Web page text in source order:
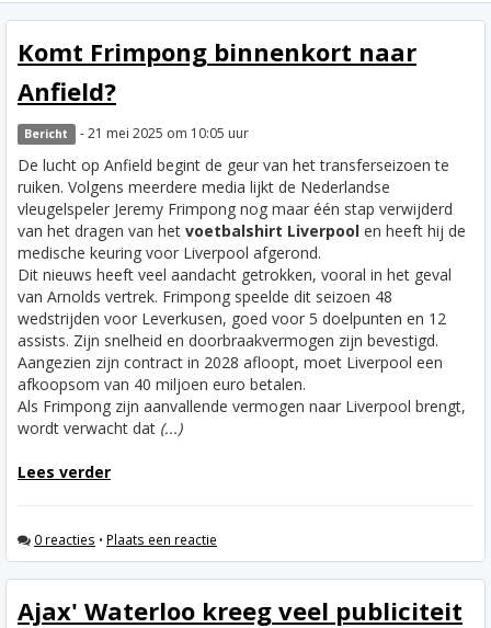
Komt Frimpong binnenkort naar
Anfield?
Bericht - 21 mei 2025 om 10:05 uur
De lucht op Anfield begint de geur van het transferseizoen te
ruiken. Volgens meerdere media lijkt de Nederlandse
vleugelspeler Jeremy Frimpong nog maar één stap verwijderd
van het dragen van het voetbalshirt Liverpool en heeft hij de
medische keuring voor Liverpool afgerond.
Dit nieuws heeft veel aandacht getrokken, vooral in het geval
van Arnolds vertrek. Frimpong speelde dit seizoen 48
wedstrijden voor Leverkusen, goed voor 5 doelpunten en 12
assists. Zijn snelheid en doorbraakvermogen zijn bevestigd.
Aangezien zijn contract in 2028 afloopt, moet Liverpool een
afkoopsom van 40 miljoen euro betalen.
Als Frimpong zijn aanvallende vermogen naar Liverpool brengt,
wordt verwacht dat (...)
Lees verder
0 reacties • Plaats een reactie
Ajax' Waterloo kreeg veel publiciteit